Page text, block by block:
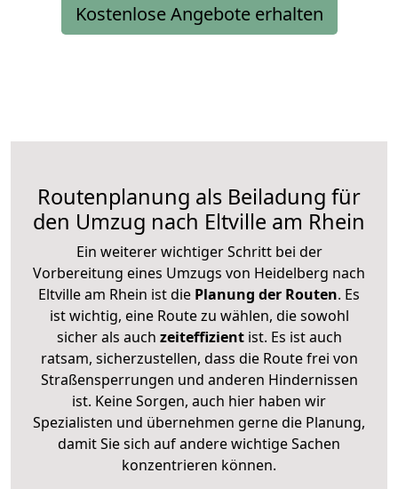
Kostenlose Angebote erhalten
Routenplanung als Beiladung für
den Umzug nach Eltville am Rhein
Ein weiterer wichtiger Schritt bei der
Vorbereitung eines Umzugs von Heidelberg nach
Eltville am Rhein ist die Planung der Routen. Es
ist wichtig, eine Route zu wählen, die sowohl
sicher als auch zeiteffizientist. Es ist auch
ratsam, sicherzustellen, dass die Route frei von
Straßensperrungen und anderen Hindernissen
ist. Keine Sorgen, auch hier haben wir
Spezialisten und übernehmen gerne die Planung,
damit Sie sich auf andere wichtige Sachen
konzentrieren können.